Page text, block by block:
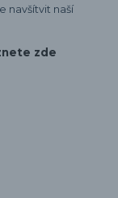
navšítvit naší
zde